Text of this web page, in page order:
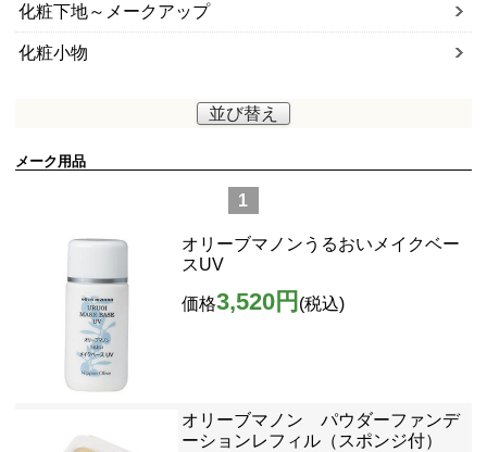
化粧下地～メークアップ
化粧小物
並び替え
メーク用品
1
オリーブマノンうるおいメイクベー
スUV
価格3,520円 (税込)
オリーブマノン パウダーファンデ
ーションレフィル（スポンジ付）